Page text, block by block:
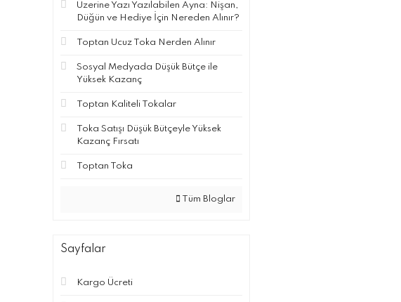
Üzerine Yazı Yazılabilen Ayna: Nişan,
Düğün ve Hediye İçin Nereden Alınır?
Toptan Ucuz Toka Nerden Alınır
Sosyal Medyada Düşük Bütçe ile
Yüksek Kazanç
Toptan Kaliteli Tokalar
Toka Satışı Düşük Bütçeyle Yüksek
Kazanç Fırsatı
Toptan Toka
Tüm Bloglar
Sayfalar
Kargo Ücreti